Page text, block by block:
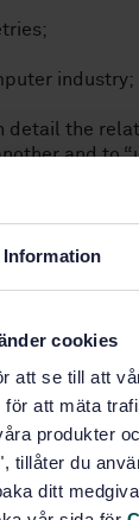
Information
cookies
att se till att
att mäta
produkter
tillåter du
ditt
industry;
detail the
and to
is
of
the